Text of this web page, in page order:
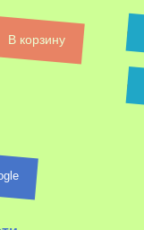
В корзину